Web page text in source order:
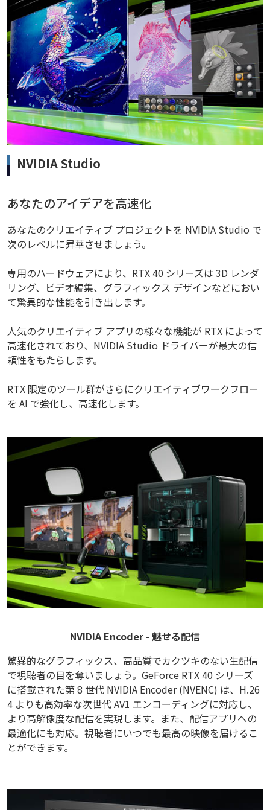
NVIDIA Studio
あなたのアイデアを高速化
あなたのクリエイティブ プロジェクトを NVIDIA Studio で
次のレベルに昇華させましょう。
専用のハードウェアにより、RTX 40 シリーズは 3D レンダ
リング、ビデオ編集、グラフィックス デザインなどにおい
て驚異的な性能を引き出します。
人気のクリエイティブ アプリの様々な機能が RTX によって
高速化されており、NVIDIA Studio ドライバーが最大の信
頼性をもたらします。
RTX 限定のツール群がさらにクリエイティブワークフロー
を AI で強化し、高速化します。
NVIDIA Encoder - 魅せる配信
驚異的なグラフィックス、高品質でカクツキのない生配信
で視聴者の目を奪いましょう。GeForce RTX 40 シリーズ
に搭載された第 8 世代 NVIDIA Encoder (NVENC) は、H.26
4 よりも高効率な次世代 AV1 エンコーディングに対応し、
より高解像度な配信を実現します。また、配信アプリへの
最適化にも対応。視聴者にいつでも最高の映像を届けるこ
とができます。